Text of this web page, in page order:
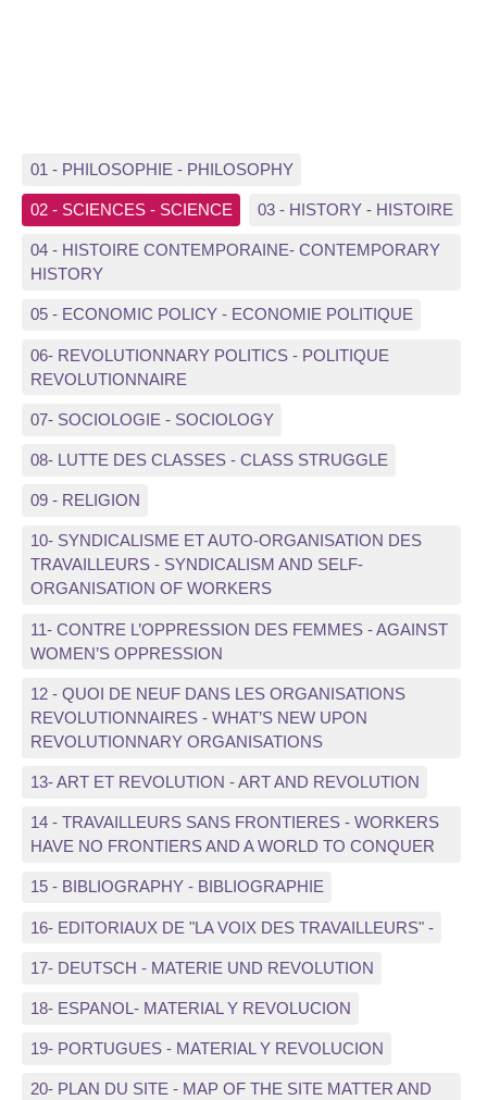
01 - PHILOSOPHIE - PHILOSOPHY
02 - SCIENCES - SCIENCE 03 - HISTORY - HISTOIRE
04 - HISTOIRE CONTEMPORAINE- CONTEMPORARY
HISTORY
05 - ECONOMIC POLICY - ECONOMIE POLITIQUE
06- REVOLUTIONNARY POLITICS - POLITIQUE
REVOLUTIONNAIRE
07- SOCIOLOGIE - SOCIOLOGY
08- LUTTE DES CLASSES - CLASS STRUGGLE
09 - RELIGION
10- SYNDICALISME ET AUTO-ORGANISATION DES
TRAVAILLEURS - SYNDICALISM AND SELF-
ORGANISATION OF WORKERS
11- CONTRE L’OPPRESSION DES FEMMES - AGAINST
WOMEN’S OPPRESSION
12 - QUOI DE NEUF DANS LES ORGANISATIONS
REVOLUTIONNAIRES - WHAT’S NEW UPON
REVOLUTIONNARY ORGANISATIONS
13- ART ET REVOLUTION - ART AND REVOLUTION
14 - TRAVAILLEURS SANS FRONTIERES - WORKERS
HAVE NO FRONTIERS AND A WORLD TO CONQUER
15 - BIBLIOGRAPHY - BIBLIOGRAPHIE
16- EDITORIAUX DE "LA VOIX DES TRAVAILLEURS" -
17- DEUTSCH - MATERIE UND REVOLUTION
18- ESPANOL- MATERIAL Y REVOLUCION
19- PORTUGUES - MATERIAL Y REVOLUCION
20- PLAN DU SITE - MAP OF THE SITE MATTER AND